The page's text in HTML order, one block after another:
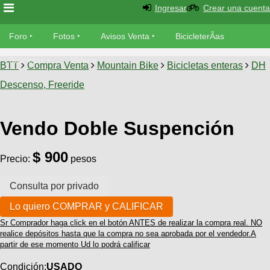
Foro
Foro
TÃ©cnica
Fotos
tu foto
Galeria
Bicicletas
Viajes
Descenso
SUBÃ
aviso
Buscar
Ultimos
as
Bicicletas
Bicicletas
Tandem
Videos
Cicloturismo
Ingresar Crear una cuenta
Foro Fotos Avisos Venta BicicleterÃ­as
Bicicletas Videos
BTT Compra Venta Mountain Bike Bicicletas enteras
DH
Descenso, Freeride
Vendo Doble Suspención
Precio: $ 900 pesos
Sr Comprador haga click en el botón ANTES de realizar la compra real. NO
realice depósitos hasta que la compra no sea aprobada por el vendedor.A
partir de ese momento Ud lo podrá calificar
Condición:USADO